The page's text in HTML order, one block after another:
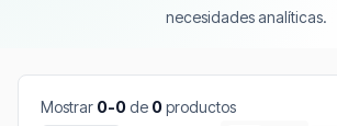
necesidades analíticas.
Mostrar 0-0 de 0productos